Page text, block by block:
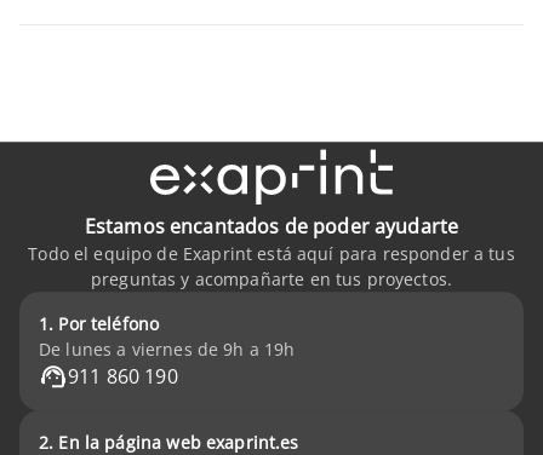
Estamos encantados de poder ayudarte
Todo el equipo de Exaprint está aquí para responder a tus
preguntas y acompañarte en tus proyectos.
1. Por teléfono
De lunes a viernes de 9h a 19h
911 860 190
2. En la página web exaprint.es